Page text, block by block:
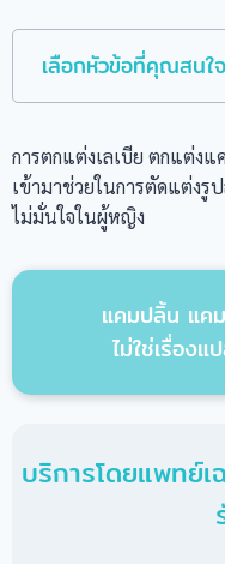
เลือกหัวข้อที่คุณสนใจ
การตกแต่งเลเบีย ตกแต่ง
เข้ามาช่วยในการตัดแต่ง
ไม่มั่นใจในผู้หญิง
แคมปลิ้น แค
ไม่ใช่เรื่อง
บริการโดยแพทย์เ